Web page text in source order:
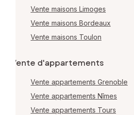
Vente maisons Limoges
Vente maisons Bordeaux
Vente maisons Toulon
Vente d'appartements
Vente appartements Grenoble
Vente appartements Nîmes
Vente appartements Tours